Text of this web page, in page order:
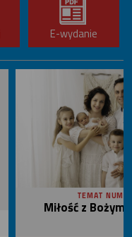
E-wydanie
TEMAT
Miłość z